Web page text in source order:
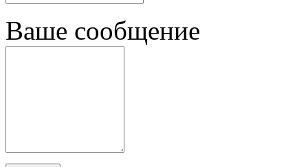
Ваше сообщение